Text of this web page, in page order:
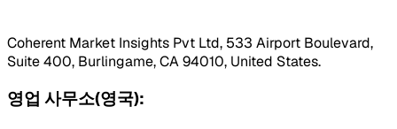
Coherent Market Insights Pvt Ltd, 533 Airport Boulevard,
Suite 400, Burlingame, CA 94010, United States.
영업 사무소(영국):